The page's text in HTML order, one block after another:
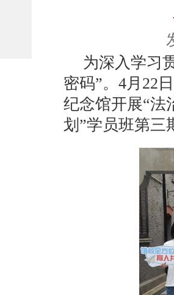
为深入学习
密码”。4月22
纪念馆开展“法
划”学员班第三